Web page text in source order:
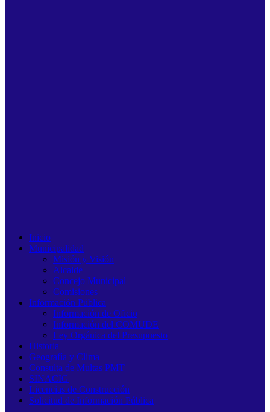
Inicio
Municipalidad
Misión y Visión
Alcalde
Concejo Municipal
Comisiones
Información Pública
Información de Oficio
Información del COMUDE
Ley Orgánica del Presupuesto
Historia
Geografía y Clima
Consulta de Multas PMT
SINACIG
Licencias de Construcción
Solicitud de Información Pública